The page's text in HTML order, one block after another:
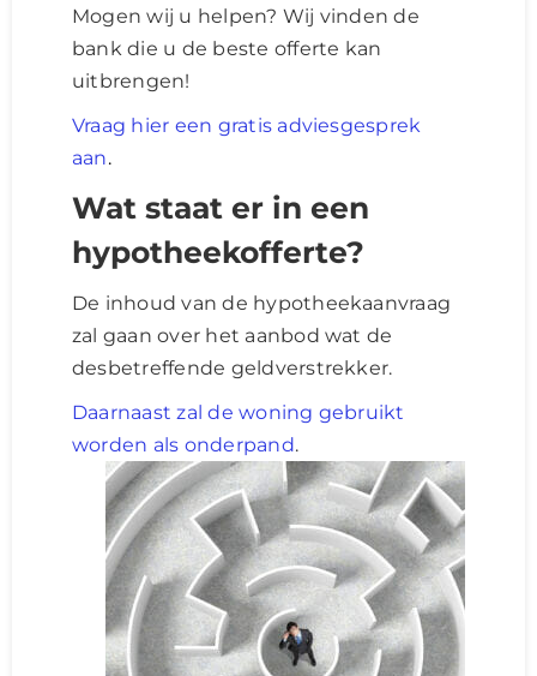
Mogen wij u helpen? Wij vinden de
bank die u de beste offerte kan
uitbrengen!
Vraag hier een gratis adviesgesprek
aan.
Wat staat er in een
hypotheekofferte?
De inhoud van de hypotheekaanvraag
zal gaan over het aanbod wat de
desbetreffende geldverstrekker.
Daarnaast zal de woning gebruikt
worden als onderpand.